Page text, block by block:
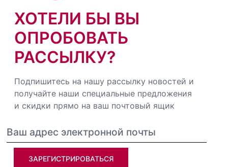
ХОТЕЛИ БЫ ВЫ
ОПРОБОВАТЬ
РАССЫЛКУ?
Подпишитесь на нашу рассылку новостей и
получайте наши специальные предложения
и скидки прямо на ваш почтовый ящик
ЗАРЕГИСТРИРОВАТЬСЯ